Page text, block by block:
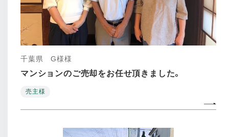
千葉県 G様様
マンションのご売却をお任せ頂きました。
売主様